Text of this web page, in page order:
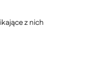
z nich